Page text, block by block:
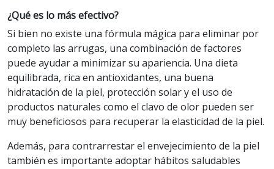
¿Qué es lo más efectivo?
Si bien no existe una fórmula mágica para eliminar por
completo las arrugas, una combinación de factores
puede ayudar a minimizar su apariencia. Una dieta
equilibrada, rica en antioxidantes, una buena
hidratación de la piel, protección solar y el uso de
productos naturales como el clavo de olor pueden ser
muy beneficiosos para recuperar la elasticidad de la piel.
Además, para contrarrestar el envejecimiento de la piel
también es importante adoptar hábitos saludables